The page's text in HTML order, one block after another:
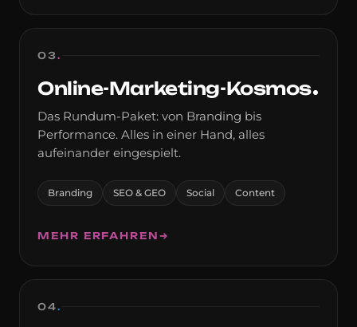
03.
Online-Marketing-Kosmos
Das Rundum-Paket: von Branding bis
Performance. Alles in einer Hand, alles
aufeinander eingespielt.
Branding SEO & GEO Social Content
MEHR ERFAHREN →
04.